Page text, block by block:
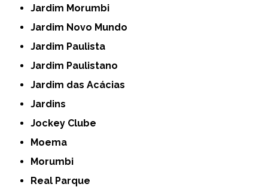
Jardim Morumbi
Jardim Novo Mundo
Jardim Paulista
Jardim Paulistano
Jardim das Acácias
Jardins
Jockey Clube
Moema
Morumbi
Real Parque